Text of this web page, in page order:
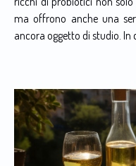
ma offrono anche una
ancora oggetto di studio. In